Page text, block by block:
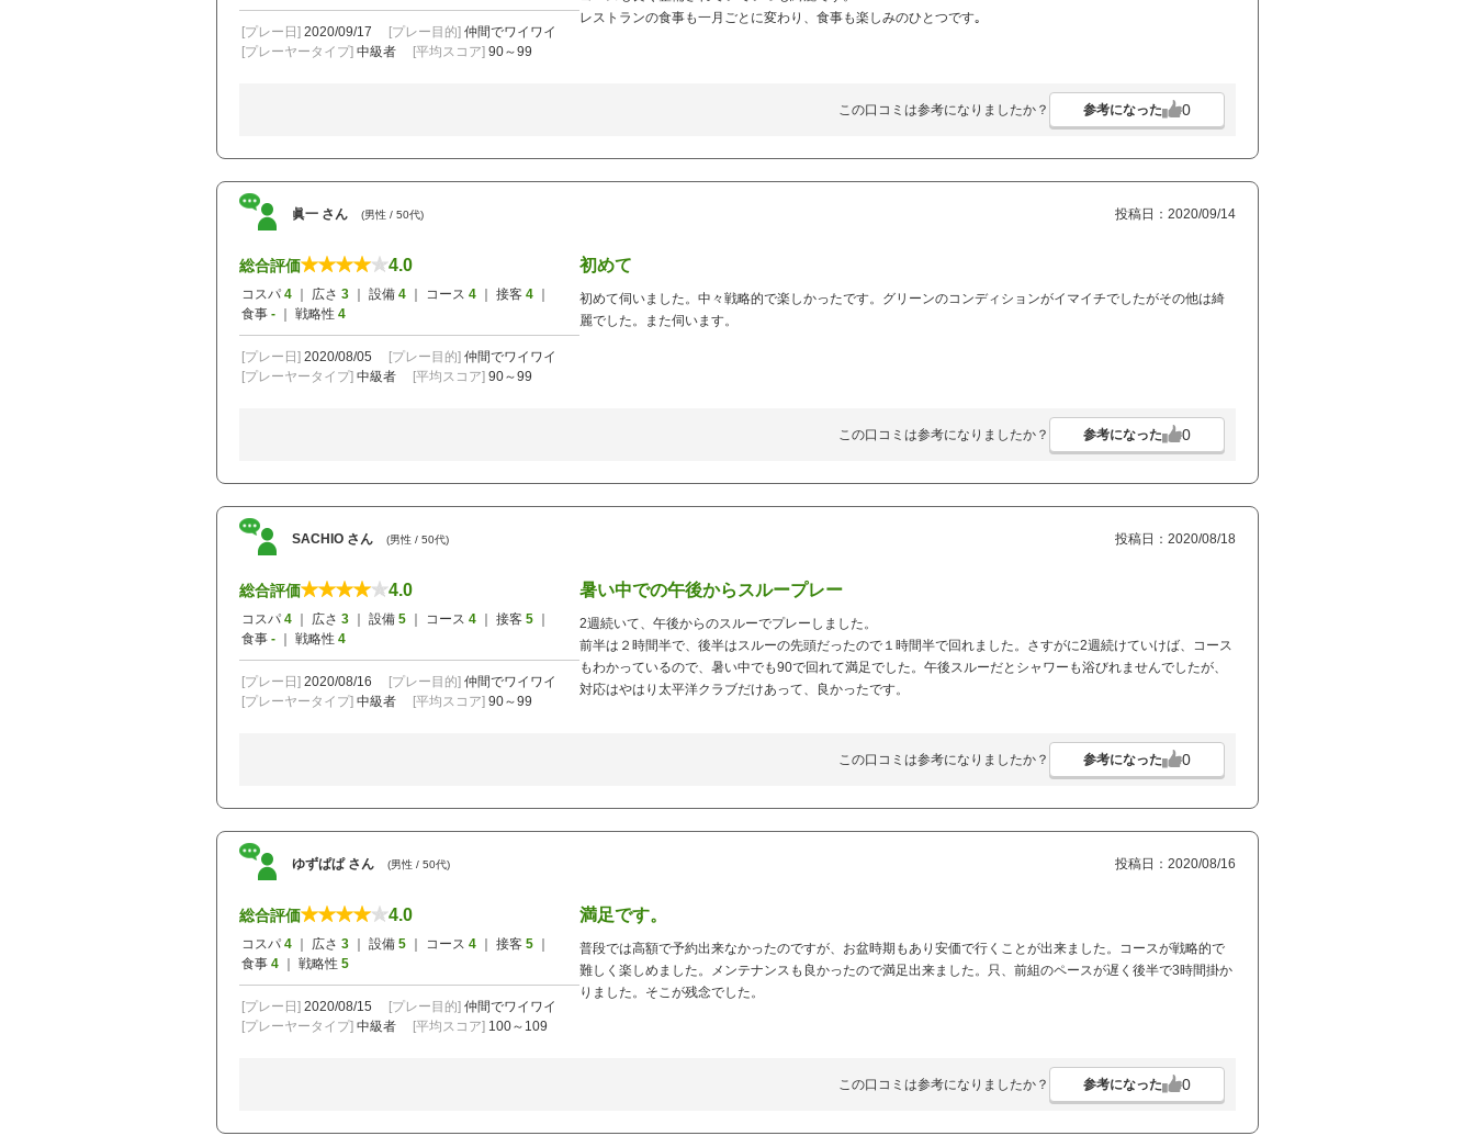
[プレー日] 2020/09/17 [プレー目的] 仲間でワイワイ
[プレーヤータイプ] 中級者 [平均スコア] 90～99
レストランの食事も一月ごとに変わり、食事も楽しみのひとつです｡
この口コミは参考になりましたか？ 参考になった 0
眞一 さん (男性 / 50代) 投稿日：2020/09/14
総合評価 4.0
コスパ 4 ｜ 広さ 3 ｜ 設備 4 ｜ コース 4 ｜ 接客 4
食事 - ｜ 戦略性 4
[プレー日] 2020/08/05 [プレー目的] 仲間でワイワイ
[プレーヤータイプ] 中級者 [平均スコア] 90～99
初めて
初めて伺いました。中々戦略的で楽しかったです。グリーンのコンディションがイマイチでしたがその他は綺
麗でした。また伺います。
この口コミは参考になりましたか？ 参考になった 0
SACHIO さん (男性 / 50代) 投稿日：2020/08/18
総合評価 4.0
コスパ 4 ｜ 広さ 3 ｜ 設備 5 ｜ コース 4 ｜ 接客 5
食事 - ｜ 戦略性 4
[プレー日] 2020/08/16 [プレー目的] 仲間でワイワイ
[プレーヤータイプ] 中級者 [平均スコア] 90～99
暑い中での午後からスループレー
2週続いて、午後からのスルーでプレーしました。
前半は２時間半で、後半はスルーの先頭だったので１時間半で回れました。さすがに2週続けていけば、コース
もわかっているので、暑い中でも90で回れて満足でした。午後スルーだとシャワーも浴びれませんでしたが、
対応はやはり太平洋クラブだけあって、良かったです。
この口コミは参考になりましたか？ 参考になった 0
ゆずぱぱ さん (男性 / 50代) 投稿日：2020/08/16
総合評価 4.0
コスパ 4 ｜ 広さ 3 ｜ 設備 5 ｜ コース 4 ｜ 接客 5
食事 4 ｜ 戦略性 5
[プレー日] 2020/08/15 [プレー目的] 仲間でワイワイ
[プレーヤータイプ] 中級者 [平均スコア] 100～109
満足です。
普段では高額で予約出来なかったのですが、お盆時期もあり安価で行くことが出来ました。コースが戦略的で
難しく楽しめました。メンテナンスも良かったので満足出来ました。只、前組のペースが遅く後半で3時間掛か
りました。そこが残念でした。
この口コミは参考になりましたか？ 参考になった 0